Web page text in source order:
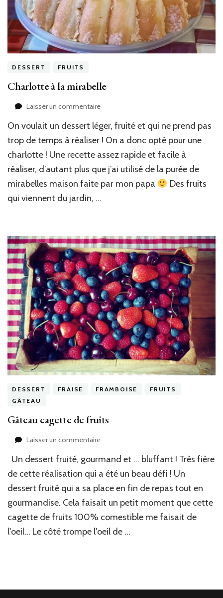
DESSERT FRUITS
Charlotte à la mirabelle
Laisser un commentairesur
à
la
On voulait un dessert léger, fruité et qui ne prend pas
trop de temps à réaliser ! On a donc opté pour une
charlotte ! Une recette assez rapide et facile à
réaliser, d’autant plus que j’ai utilisé de la purée de
mirabelles maison faite par mon papa
Des fruits
qui viennent du jardin, …
DESSERT FRAISE FRAMBOISE
FRUITS
GÂTEAU
Gâteau cagette de fruits
Laisser un commentairesur
cagette
de
Un dessert fruité, gourmand et … bluffant ! Très fière
de cette réalisation qui a été un beau défi ! Un
dessert fruité qui a sa place en fin de repas tout en
gourmandise. Cela faisait un petit moment que cette
cagette de fruits 100% comestible me faisait de
l'oeil… Le côté trompe l'oeil de …